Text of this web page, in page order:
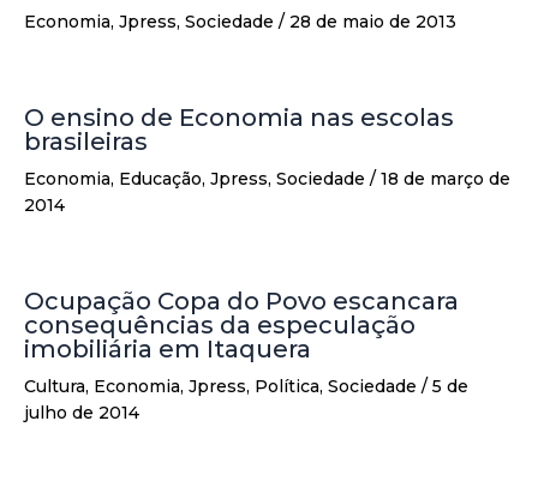
Economia, Jpress, Sociedade / 28 de maio de 2013
O ensino de Economia nas escolas
brasileiras
Economia, Educação, Jpress, Sociedade / 18 de março de
2014
Ocupação Copa do Povo escancara
consequências da especulação
imobiliária em Itaquera
Cultura, Economia, Jpress, Política, Sociedade / 5 de
julho de 2014